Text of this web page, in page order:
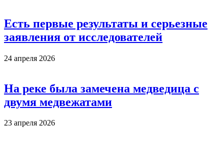
Есть первые результаты и серьезные
заявления от исследователей
24 апреля 2026
На реке была замечена медведица с
двумя медвежатами
23 апреля 2026